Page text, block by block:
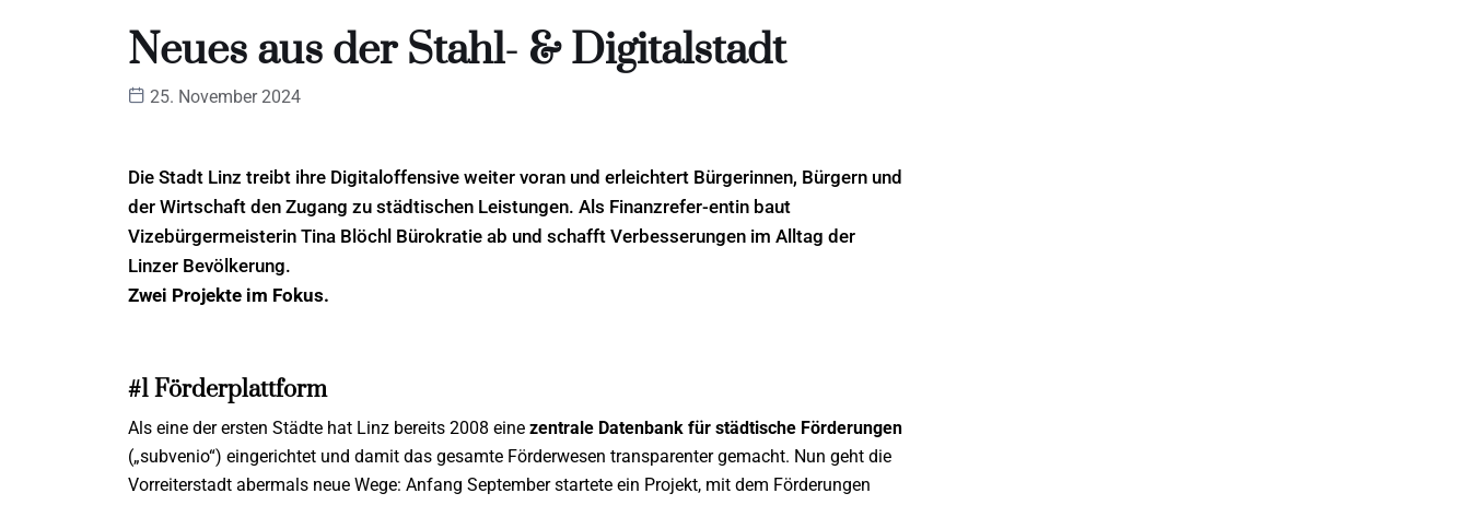
Neues aus der Stahl- & Digitalstadt
25. November 2024
Die Stadt Linz treibt ihre Digitaloffensive weiter voran und erleichtert Bürgerinnen, Bürgern und
der Wirtschaft den Zugang zu städtischen Leistungen. Als Finanzrefer-entin baut
Vizebürgermeisterin Tina Blöchl Bürokratie ab und schafft Verbesserungen im Alltag der
Linzer Bevölkerung.
Zwei Projekte im Fokus.
#1 Förderplattform
Als eine der ersten Städte hat Linz bereits 2008 eine zentrale Datenbank für städtische Förderungen
(„subvenio“) eingerichtet und damit das gesamte Förderwesen transparenter gemacht. Nun geht die
Vorreiterstadt abermals neue Wege: Anfang September startete ein Projekt, mit dem Förderungen